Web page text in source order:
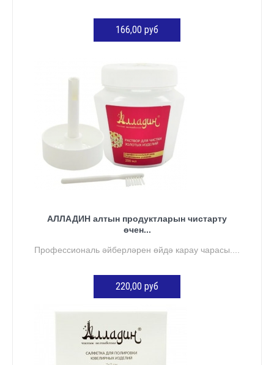
166,00 руб
АЛЛАДИН алтын продуктларын чистарту
өчен...
Профессиональ әйберләрен өйдә карау чарасы....
220,00 руб
КӘРҖИНГӘ ӨСТӘҮ